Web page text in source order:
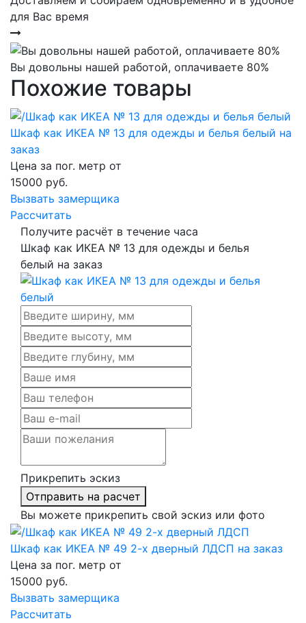
для Вас время
Вы довольны нашей работой, оплачиваете 80%
Похожие товары
Шкаф как ИКЕА № 13 для одежды и белья белый на
заказ
Цена за пог. метр от
15000 руб.
Вызвать замерщика
Рассчитать
Получите расчёт в течение часа
Шкаф как ИКЕА № 13 для одежды и белья
белый на заказ
Прикрепить эскиз
Отправить на расчет
Вы можете прикрепить свой эскиз или фото
Шкаф как ИКЕА № 49 2-х дверный ЛДСП на заказ
Цена за пог. метр от
15000 руб.
Вызвать замерщика
Рассчитать